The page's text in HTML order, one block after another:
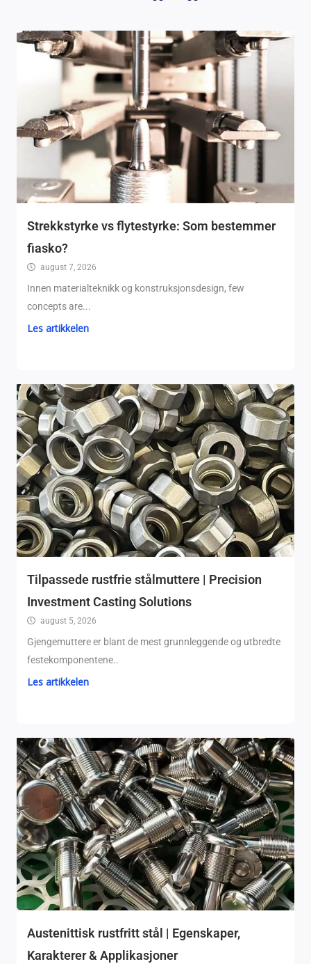
Strekkstyrke vs flytestyrke: Som bestemmer
fiasko?
august 7, 2026
Innen materialteknikk og konstruksjonsdesign, few
concepts are...
Les artikkelen
Tilpassede rustfrie stålmuttere | Precision
Investment Casting Solutions
august 5, 2026
Gjengemuttere er blant de mest grunnleggende og utbredte
festekomponentene..
Les artikkelen
Austenittisk rustfritt stål | Egenskaper,
Karakterer & Applikasjoner